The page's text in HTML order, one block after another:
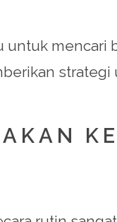
untuk mencari